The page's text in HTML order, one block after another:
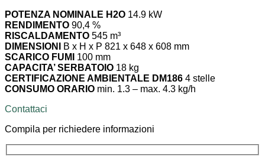
POTENZA NOMINALE H2O 14.9 kW
RENDIMENTO 90,4 %
RISCALDAMENTO 545 m³
DIMENSIONI
B x H x P 821 x 648 x 608 mm
SCARICO FUMI
100 mm
CAPACITA’ SERBATOIO 18 kg
CERTIFICAZIONE AMBIENTALE DM186 4 stelle
CONSUMO ORARIO min. 1.3 – max. 4.3 kg/h
Contattaci
Compila per richiedere informazioni